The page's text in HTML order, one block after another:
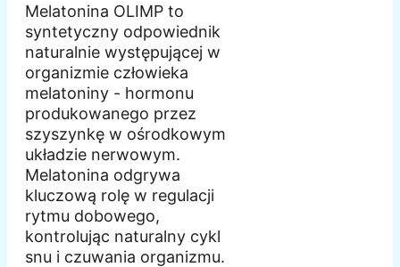
Melatonina OLIMP to
syntetyczny odpowiednik
naturalnie występującej w
organizmie człowieka
melatoniny - hormonu
produkowanego przez
szyszynkę w ośrodkowym
układzie nerwowym.
Melatonina odgrywa
kluczową rolę w regulacji
rytmu dobowego,
kontrolując naturalny cykl
snu i czuwania organizmu.